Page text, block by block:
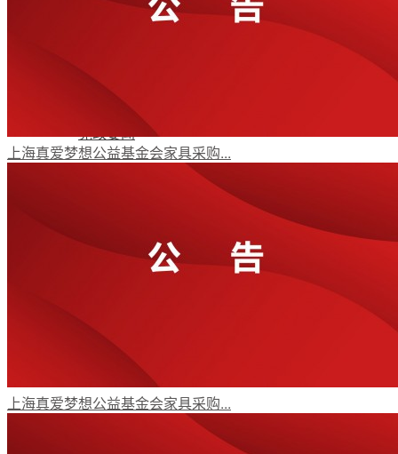
党政要闻
媒体视角
上海真爱梦想公益基金会家具采购...
上海真爱梦想公益基金会家具采购...